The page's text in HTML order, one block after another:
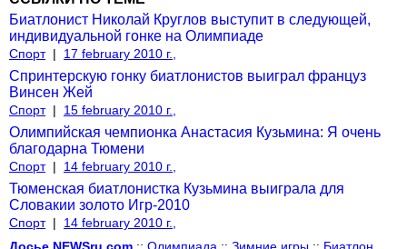
Биатлонист Николай Круглов выступит в следующей,
индивидуальной гонке на Олимпиаде
Спорт | 17 february 2010 г.,
Спринтерскую гонку биатлонистов выиграл француз
Винсен Жей
Спорт | 15 february 2010 г.,
Олимпийская чемпионка Анастасия Кузьмина: Я очень
благодарна Тюмени
Спорт | 14 february 2010 г.,
Тюменская биатлонистка Кузьмина выиграла для
Словакии золото Игр-2010
Спорт |
14 february 2010 г.,
Досье NEWSru.com :: Олимпиада :: Зимние игры :: Биатлон